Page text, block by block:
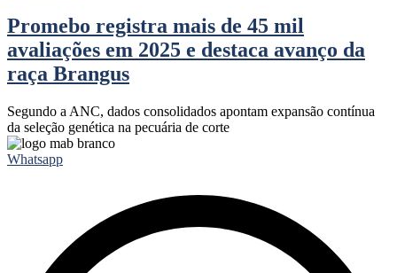
Promebo registra mais de 45 mil
avaliações em 2025 e destaca avanço da
raça Brangus
Segundo a ANC, dados consolidados apontam expansão contínua
da seleção genética na pecuária de corte
Whatsapp